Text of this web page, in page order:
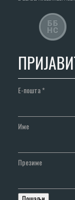
Е-пошта*
Име
Презиме